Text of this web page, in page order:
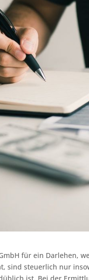
für ein Darlehen,
sind steuerlich nur